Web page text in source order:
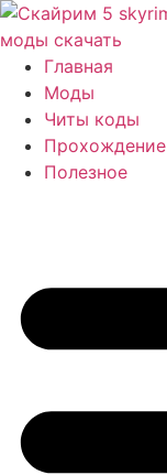
Перейти
к
содержимому
Главная
Моды
Читы коды
Прохождение
Полезное